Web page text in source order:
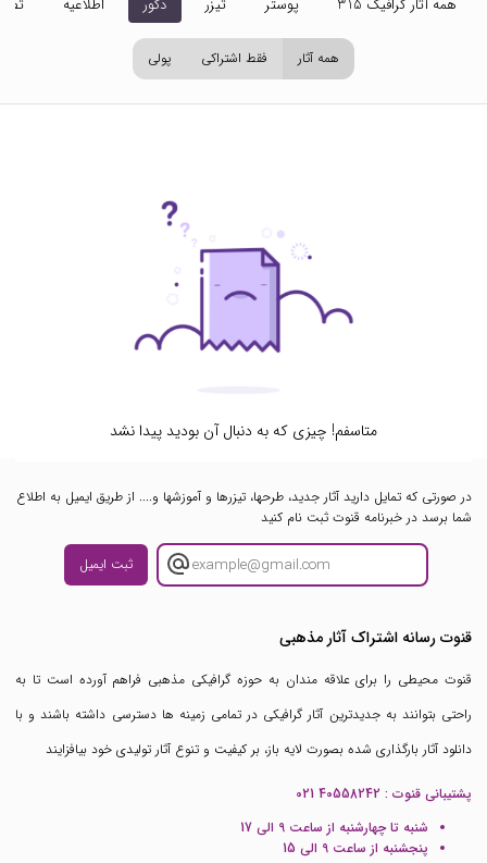
همه آثار گرافیک 315 پوستر تیزر دکور اطلاعیه
همه آثار فقط اشتراکی پولی
متاسفم! چیزی که به دنبال آن بودید پیدا نشد
در صورتی که تمایل دارید آثار جدید، طرحها، تیزرها و آموزشها و.... از طریق ایمیل به اطلاع
شما برسد در خبرنامه قنوت ثبت نام کنید
ثبت ایمیل
قنوت رسانه اشتراک آثار مذهبی
قنوت محیطی را برای علاقه مندان به حوزه گرافیکی مذهبی فراهم آورده است تا به
راحتی بتوانند به جدیدترین آثار گرافیکی در تمامی زمینه ها دسترسی داشته باشند و با
دانلود آثار بارگذاری شده بصورت لایه باز، بر کیفیت و تنوع آثار تولیدی خود بیافزایند
پشتیبانی قنوت : 021 40558242
شنبه تا چهارشنبه از ساعت 9 الی 17
پنجشنبه از ساعت 9 الی 15